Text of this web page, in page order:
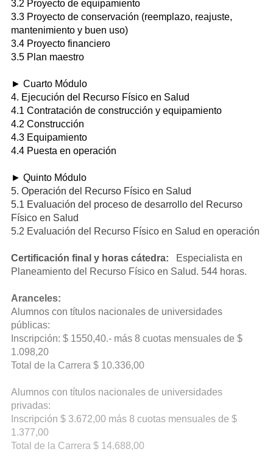
3.2 Proyecto de equipamiento
3.3 Proyecto de conservación (reemplazo, reajuste,
mantenimiento y buen uso)
3.4 Proyecto financiero
3.5 Plan maestro
► Cuarto Módulo
4. Ejecución del Recurso Físico en Salud
4.1 Contratación de construcción y equipamiento
4.2 Construcción
4.3 Equipamiento
4.4 Puesta en operación
► Quinto Módulo
5. Operación del Recurso Físico en Salud
5.1 Evaluación del proceso de desarrollo del Recurso
Físico en Salud
5.2 Evaluación del Recurso Físico en Salud en operación
Certificación final y horas cátedra:
Especialista en
Planeamiento del Recurso Físico en Salud. 544 horas.
Aranceles:
Alumnos con títulos nacionales de universidades
públicas:
Inscripción: $ 1550,40.- más 8 cuotas mensuales de $
1.098,20
Total de la Carrera $ 10.336,00
Alumnos con títulos nacionales de universidades
privadas:
Inscripción $ 3.672,00 más 8 cuotas mensuales de $
1.377,00
Total de la Carrera $ 14.688,00